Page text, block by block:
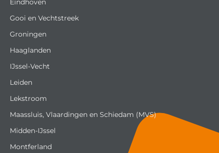
Eindhoven
Gooi en Vechtstreek
Groningen
Haaglanden
IJssel-Vecht
Leiden
Lekstroom
Maassluis, Vlaardingen en Schiedam (MVS)
Midden-IJssel
Montferland